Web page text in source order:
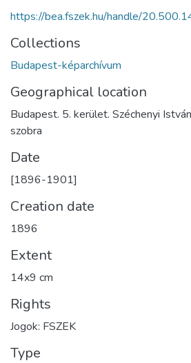
https://bea.fszek.hu/handle/
Collections
Budapest-képarchívum
Geographical location
Budapest. 5. kerület. Széchenyi
szobra
Date
[1896-1901]
Creation date
1896
Extent
14x9 cm
Rights
Jogok: FSZEK
Type